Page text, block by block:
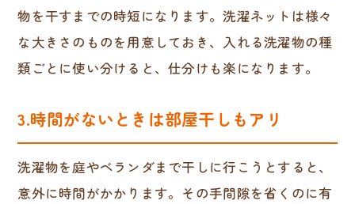
物を干すまでの時短になります。洗濯ネットは様々
な大きさのものを用意しておき、入れる洗濯物の種
類ごとに使い分けると、仕分けも楽になります。
3.時間がないときは部屋干しもアリ
洗濯物を庭やベランダまで干しに行こうとすると、
意外に時間がかかります。その手間隙を省くのに有